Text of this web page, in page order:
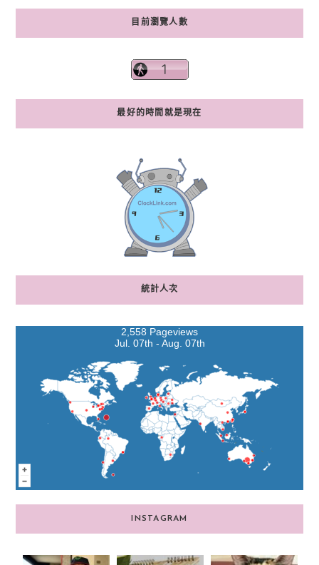
目前瀏覽人數
最好的時間就是現在
統計人次
2,558 Pageviews
Jul. 07th - Aug. 07th
INSTAGRAM